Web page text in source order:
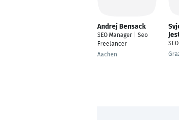
Andrej Bensack
SEO Manager | Seo
Freelancer
Aachen